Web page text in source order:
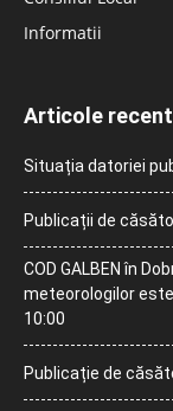
Informatii
Articole
Situația datoriei
Publicații de
COD GALBEN în
meteorologilor
10:00
Publicație de